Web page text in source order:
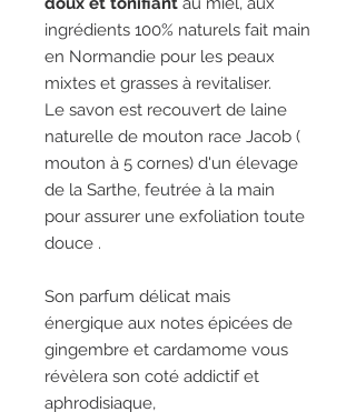
ingrédients 100% naturels fait main
en Normandie pour les peaux
mixtes et grasses à revitaliser.
Le savon est recouvert de laine
naturelle de mouton race Jacob (
mouton à 5 cornes) d'un élevage
de la Sarthe, feutrée à la main
pour assurer une exfoliation toute
douce .
Son parfum délicat mais
énergique aux notes épicées de
gingembre et cardamome vous
révèlera son coté addictif et
aphrodisiaque,